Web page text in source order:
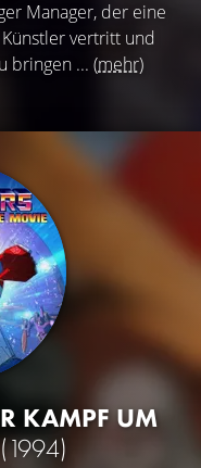
Manager, der eine
vertritt und
bringen ... (mehr)
KAMPF UM
(1994)